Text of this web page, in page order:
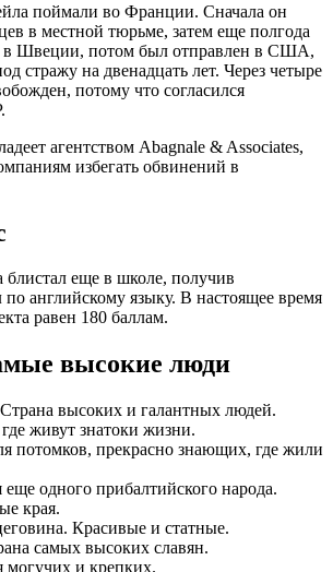
поймали во Франции. Сначала он
в местной тюрьме, затем еще полгода
в Швеции, потом был отправлен в США,
стражу на двенадцать лет. Через четыре
потому что согласился
агентством Abagnale & Associates,
избегать обвинений в
блистал еще в школе, получив
английскому языку. В настоящее время
равен 180 баллам.
высокие люди
высоких и галантных людей.
живут знатоки жизни.
потомков, прекрасно знающих, где жили
еще одного прибалтийского народа.
края.
Красивые и статные.
самых высоких славян.
могучих и крепких.